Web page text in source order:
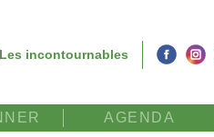
Les incontournables
AGENDA